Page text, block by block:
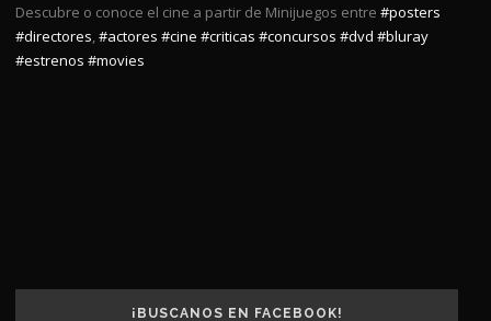
Descubre o conoce el cine a partir de Minijuegos entre #posters
#directores,#actores #cine #criticas #concursos #dvd #bluray
#estrenos #movies
¡BUSCANOS EN FACEBOOK!